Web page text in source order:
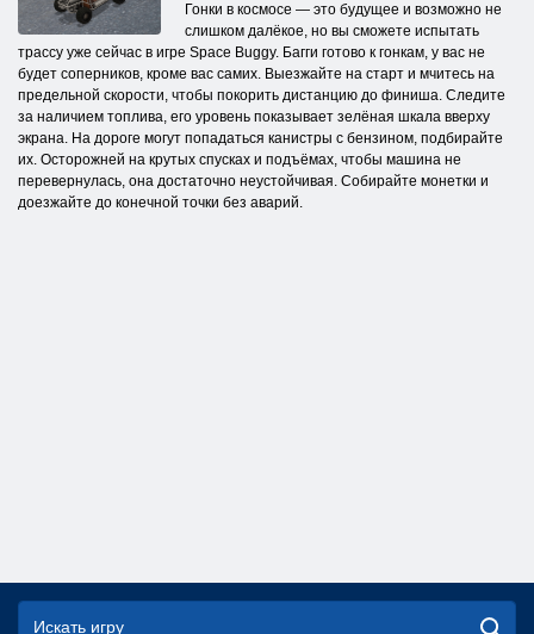
Гонки в космосе — это будущее и возможно не
слишком далёкое, но вы сможете испытать
трассу уже сейчас в игре Space Buggy. Багги готово к гонкам, у вас не
будет соперников, кроме вас самих. Выезжайте на старт и мчитесь на
предельной скорости, чтобы покорить дистанцию до финиша. Следите
за наличием топлива, его уровень показывает зелёная шкала вверху
экрана. На дороге могут попадаться канистры с бензином, подбирайте
их. Осторожней на крутых спусках и подъёмах, чтобы машина не
перевернулась, она достаточно неустойчивая. Собирайте монетки и
доезжайте до конечной точки без аварий.